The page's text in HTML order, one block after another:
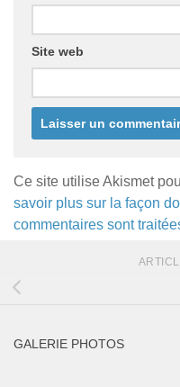
Site web
Ce site utilise Akismet
savoir plus sur la façon
commentaires sont
GALERIE PHOTOS